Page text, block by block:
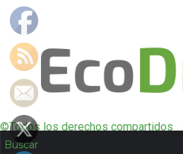
©Todos los derechos compartidos